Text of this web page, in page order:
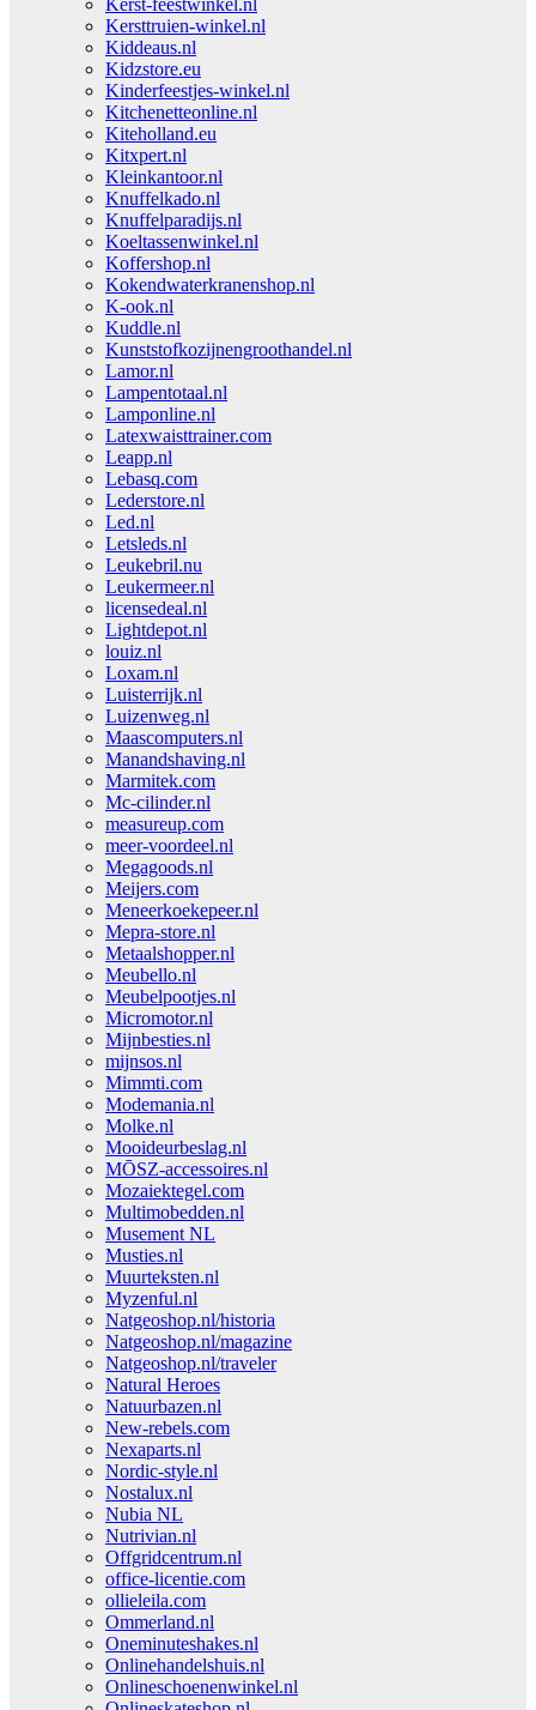
Kerst-feestwinkel.nl
Kersttruien-winkel.nl
Kiddeaus.nl
Kidzstore.eu
Kinderfeestjes-winkel.nl
Kitchenetteonline.nl
Kiteholland.eu
Kitxpert.nl
Kleinkantoor.nl
Knuffelkado.nl
Knuffelparadijs.nl
Koeltassenwinkel.nl
Koffershop.nl
Kokendwaterkranenshop.nl
K-ook.nl
Kuddle.nl
Kunststofkozijnengroothandel.nl
Lamor.nl
Lampentotaal.nl
Lamponline.nl
Latexwaisttrainer.com
Leapp.nl
Lebasq.com
Lederstore.nl
Led.nl
Letsleds.nl
Leukebril.nu
Leukermeer.nl
licensedeal.nl
Lightdepot.nl
louiz.nl
Loxam.nl
Luisterrijk.nl
Luizenweg.nl
Maascomputers.nl
Manandshaving.nl
Marmitek.com
Mc-cilinder.nl
measureup.com
meer-voordeel.nl
Megagoods.nl
Meijers.com
Meneerkoekepeer.nl
Mepra-store.nl
Metaalshopper.nl
Meubello.nl
Meubelpootjes.nl
Micromotor.nl
Mijnbesties.nl
mijnsos.nl
Mimmti.com
Modemania.nl
Molke.nl
Mooideurbeslag.nl
MŌSZ-accessoires.nl
Mozaiektegel.com
Multimobedden.nl
Musement NL
Musties.nl
Muurteksten.nl
Myzenful.nl
Natgeoshop.nl/historia
Natgeoshop.nl/magazine
Natgeoshop.nl/traveler
Natural Heroes
Natuurbazen.nl
New-rebels.com
Nexaparts.nl
Nordic-style.nl
Nostalux.nl
Nubia NL
Nutrivian.nl
Offgridcentrum.nl
office-licentie.com
ollieleila.com
Ommerland.nl
Oneminuteshakes.nl
Onlinehandelshuis.nl
Onlineschoenenwinkel.nl